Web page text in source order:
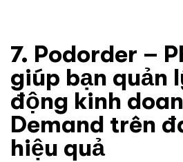
7. Podorder –
giúp bạn quản
động kinh
Demand trên
hiệu quả